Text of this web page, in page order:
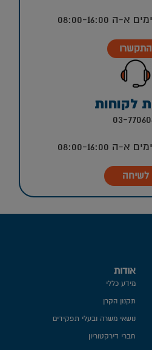
08:00-16:00
התקשרו
לקוחות
03-
08:00-16:00
לשיחה
אודות
מידע כללי
תקנון הקרן
נושאי משרה ובעלי תפקידים
חברי דירקטוריון